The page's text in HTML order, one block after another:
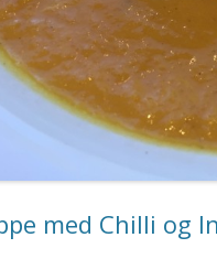
med Chilli og